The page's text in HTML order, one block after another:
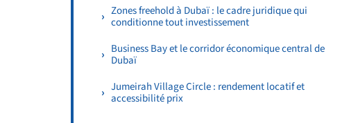
Zones freehold à Dubaï : le cadre juridique qui
conditionne tout investissement
Business Bay et le corridor économique central de
Dubaï
Jumeirah Village Circle : rendement locatif et
accessibilité prix